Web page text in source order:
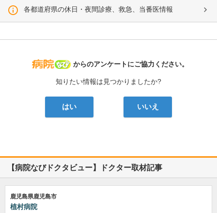
各都道府県の休日・夜間診療、救急、当番医情報
病院なび
からのアンケートにご協力ください。
知りたい情報は見つかりましたか?
はい いいえ
【病院なびドクタビュー】ドクター取材記事
鹿児島県鹿児島市
植村病院